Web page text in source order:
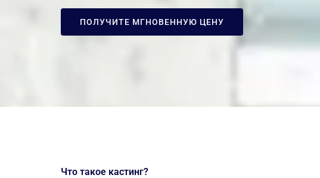
ПОЛУЧИТЕ МГНОВЕННУЮ ЦЕНУ
Что такое кастинг?